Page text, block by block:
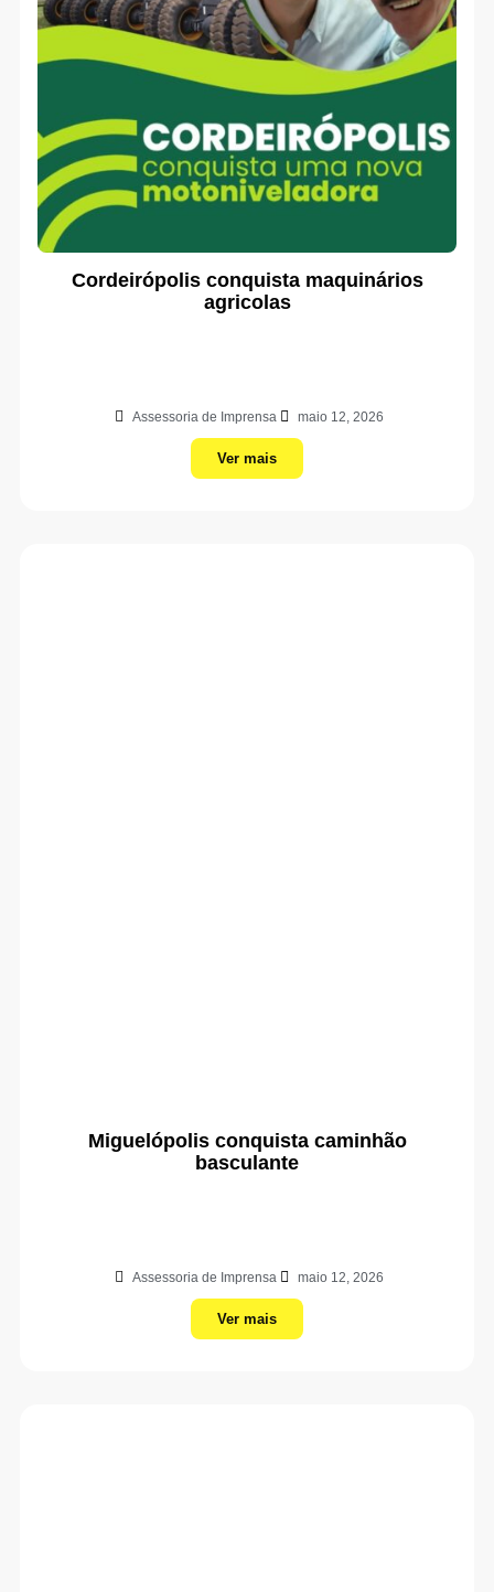
Cordeirópolis conquista maquinários
agricolas
Assessoria de Imprensa maio 12, 2026
Ver mais
Miguelópolis conquista caminhão
basculante
Assessoria de Imprensa maio 12, 2026
Ver mais